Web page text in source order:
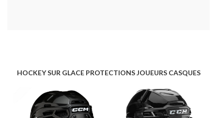
HOCKEY SUR GLACE PROTECTIONS JOUEURS CASQUES